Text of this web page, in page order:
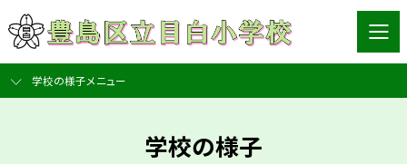
学校の様子メニュー
学校の様子